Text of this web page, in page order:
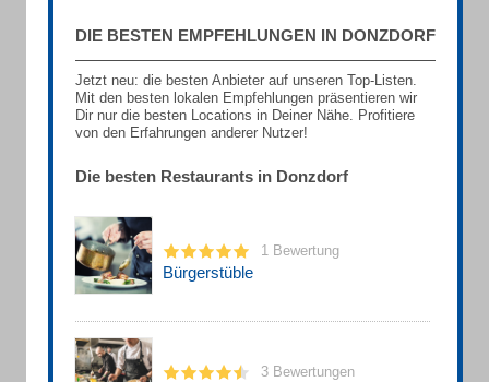
DIE BESTEN EMPFEHLUNGEN IN DONZDORF
Jetzt neu: die besten Anbieter auf unseren Top-Listen.
Mit den besten lokalen Empfehlungen präsentieren wir
Dir nur die besten Locations in Deiner Nähe. Profitiere
von den Erfahrungen anderer Nutzer!
Die besten Restaurants in Donzdorf
1 Bewertung
Bürgerstüble
3 Bewertungen